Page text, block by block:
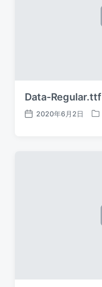
Data-Regular.ttf
发
2020年6月2日
发